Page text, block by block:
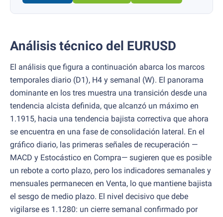
Análisis técnico del EURUSD
El análisis que figura a continuación abarca los marcos
temporales diario (D1), H4 y semanal (W). El panorama
dominante en los tres muestra una transición desde una
tendencia alcista definida, que alcanzó un máximo en
1.1915, hacia una tendencia bajista correctiva que ahora
se encuentra en una fase de consolidación lateral. En el
gráfico diario, las primeras señales de recuperación —
MACD y Estocástico en Compra— sugieren que es posible
un rebote a corto plazo, pero los indicadores semanales y
mensuales permanecen en Venta, lo que mantiene bajista
el sesgo de medio plazo. El nivel decisivo que debe
vigilarse es 1.1280: un cierre semanal confirmado por